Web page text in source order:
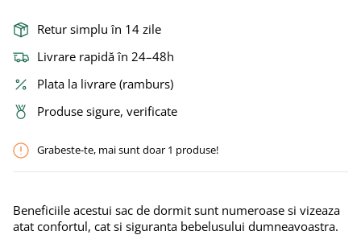
Retur simplu în 14 zile
Livrare rapidă în 24–48h
Plata la livrare (ramburs)
Produse sigure, verificate
Grabeste-te, mai sunt doar 1 produse!
Beneficiile acestui sac de dormit sunt numeroase si vizeaza
atat confortul, cat si siguranta bebelusului dumneavoastra.